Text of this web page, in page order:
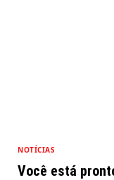
NOTÍCIAS
Você está